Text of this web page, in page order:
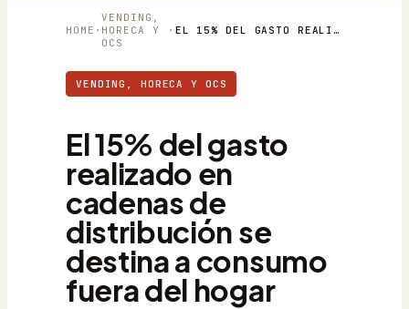
HOME ·
VENDING,
HORECA Y
OCS
· EL 15% DEL GASTO REALIZADO EN CADENAS DE DISTRIBUCIÓN SE DESTINA A CONSUMO FUERA DEL HOGAR
VENDING, HORECA Y OCS
El 15% del gasto
realizado en
cadenas de
distribución se
destina a consumo
fuera del hogar